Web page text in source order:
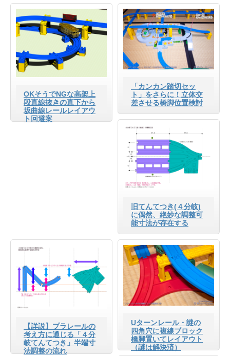
OKそうでNGな高架上
段直線抜きの直下から
坂曲線レールレイアウ
ト回避案
「カンカン踏切セッ
ト」をさらに！立体交
差させる橋脚位置検討
旧てんてつき(４分岐)
に偶然、絶妙な調整可
能寸法が存在する
【詳説】プラレールの
考え方に通じる「４分
岐てんてつき」半端寸
法調整の流れ
Uターンレール・謎の
四角穴に複線ブロック
橋脚置いてレイアウト
（謎は解決済）